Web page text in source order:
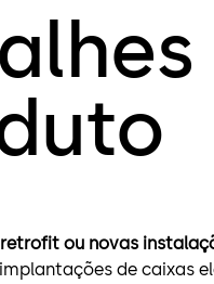
ou novas
de caixas